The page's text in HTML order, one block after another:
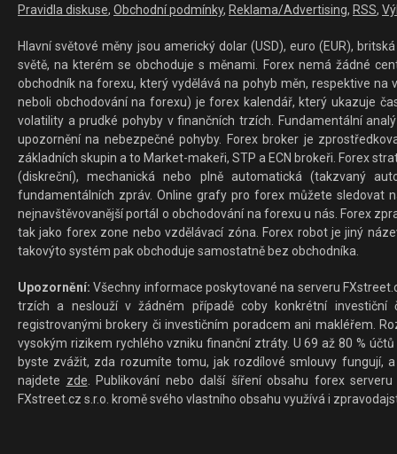
Pravidla diskuse, Obchodní podmínky, Reklama/Advertising, RSS,
Hlavní světové měny jsou americký dolar (USD), euro (EUR),
světě, na kterém se obchoduje s měnami. Forex nemá žádné
obchodník na forexu, který vydělává na pohyb měn, respektive
neboli obchodování na forexu) je forex kalendář, který ukazuje
volatility a prudké pohyby v finančních trzích. Fundamentální
upozornění na nebezpečné pohyby. Forex broker je
základních skupin a to Market-makeři, STP a ECN brokeři. Forex
(diskreční), mechanická nebo plně automatická (takzvaný
fundamentálních zpráv. Online grafy pro forex můžete sledovat
nejnavštěvovanější portál o obchodování na forexu u nás. Forex
tak jako forex zone nebo vzdělávací zóna. Forex robot je jiný
takovýto systém pak obchoduje samostatně bez obchodníka.
Upozornění: Všechny informace poskytované na serveru
trzích a neslouží v žádném případě coby konkrétní investiční
registrovanými brokery či investičním poradcem ani makléřem.
vysokým rizikem rychlého vzniku finanční ztráty. U 69 až 80 %
byste zvážit, zda rozumíte tomu, jak rozdílové smlouvy fungují,
najdete zde. Publikování nebo další šíření obsahu forex
FXstreet.cz s.r.o. kromě svého vlastního obsahu využívá i